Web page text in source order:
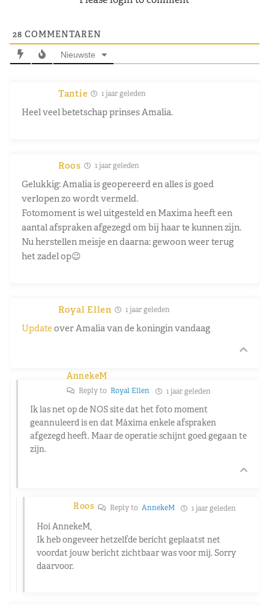
28 COMMENTAREN
Nieuwste
Tantie 1 jaar geleden
Heel veel betetschap prinses Amalia.
Roos 1 jaar geleden
Gelukkig: Amalia is geopereerd en alles is goed
verlopen zo wordt vermeld.
Fotomoment is wel uitgesteld en Maxima heeft een
aantal afspraken afgezegd om bij haar te kunnen zijn.
Nu herstellen meisje en daarna: gewoon weer terug
het zadel op😉
Royal Ellen 1 jaar geleden
Update over Amalia van de koningin vandaag
AnnekeM
Reply to Royal Ellen 1 jaar geleden
Ik las net op de NOS site dat het foto moment
geannuleerd is en dat Máxima enkele afspraken
afgezegd heeft. Maar de operatie schijnt goed gegaan te
zijn.
Roos Reply to AnnekeM 1 jaar geleden
Hoi AnnekeM,
Ik heb ongeveer hetzelfde bericht geplaatst net
voordat jouw bericht zichtbaar was voor mij. Sorry
daarvoor.